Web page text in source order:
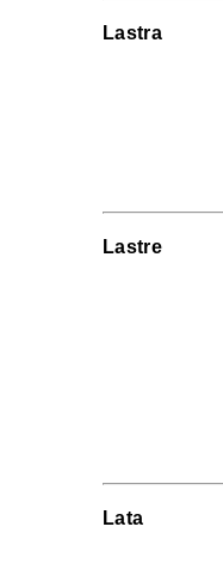
Lastra
Lastre
Lata